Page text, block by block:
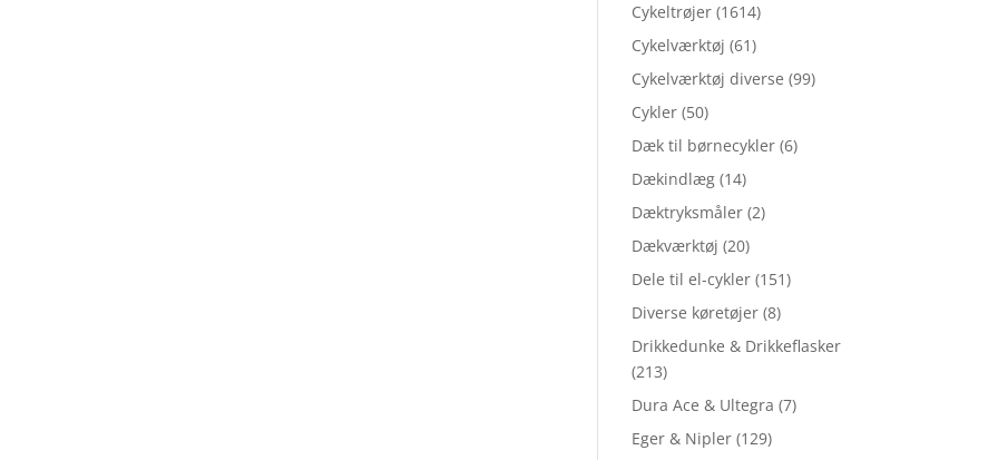
Cykeltrøjer (1614)
Cykelværktøj (61)
Cykelværktøj diverse (99)
Cykler (50)
Dæk til børnecykler (6)
Dækindlæg (14)
Dæktryksmåler (2)
Dækværktøj (20)
Dele til el-cykler (151)
Diverse køretøjer (8)
Drikkedunke & Drikkeflasker
(213)
Dura Ace & Ultegra (7)
Eger & Nipler (129)